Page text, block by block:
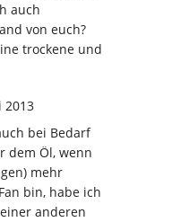
auch
von euch?
trockene und
2013
bei Bedarf
dem Öl, wenn
mehr
bin, habe ich
anderen